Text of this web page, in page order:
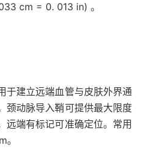
cm = 0. 013 in) 。
于建立远端血管与皮肤外界通
颈动脉导入鞘可提供最大限度
远端有标记可准确定位。常用